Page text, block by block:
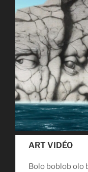
ART VIDÉO
Bolo boblob olo